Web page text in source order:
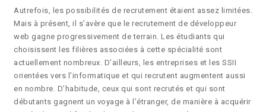
Autrefois, les possibilités de recrutement étaient assez limitées.
Mais à présent, il s’avère que le recrutement de développeur
web gagne progressivement de terrain. Les étudiants qui
choisissent les filières associées à cette spécialité sont
actuellement nombreux. D’ailleurs, les entreprises et les SSII
orientées vers l’informatique et qui recrutent augmentent aussi
en nombre. D’habitude, ceux qui sont recrutés et qui sont
débutants gagnent un voyage à l’étranger, de manière à acquérir